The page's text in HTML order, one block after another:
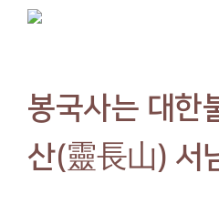
봉국사는 대한
산(靈長山) 서